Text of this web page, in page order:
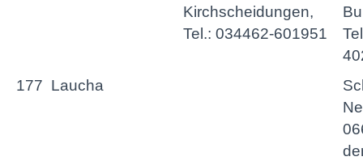
Kirchscheidungen,
Tel.: 034462-601951
177 Laucha